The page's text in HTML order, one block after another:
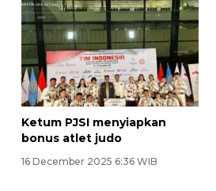
Ketum PJSI menyiapkan
bonus atlet judo
16 December 2025 6:36 WIB